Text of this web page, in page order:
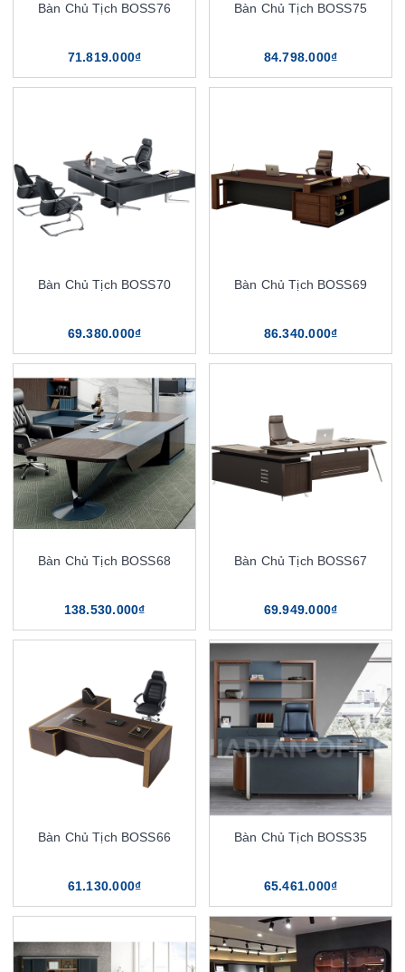
Bàn Chủ Tịch BOSS76
71.819.000₫
Bàn Chủ Tịch BOSS75
84.798.000₫
Bàn Chủ Tịch BOSS70
69.380.000₫
Bàn Chủ Tịch BOSS69
86.340.000₫
Bàn Chủ Tịch BOSS68
138.530.000₫
Bàn Chủ Tịch BOSS67
69.949.000₫
Bàn Chủ Tịch BOSS66
61.130.000₫
Bàn Chủ Tịch BOSS35
65.461.000₫